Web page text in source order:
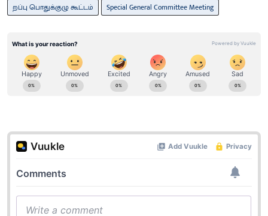
றப்பு பொதுக்குழு கூட்டம்
Special General Committee Meeting